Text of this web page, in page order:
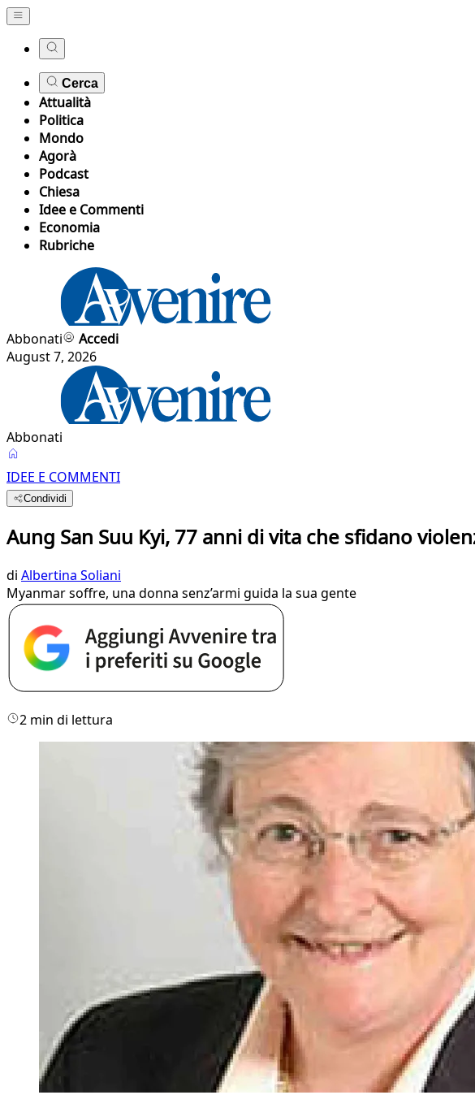
Cerca
Attualità
Politica
Mondo
Agorà
Podcast
Chiesa
Idee e Commenti
Economia
Rubriche
Abbonati
Accedi
August 7, 2026
Abbonati
IDEE E COMMENTI
Condividi
Aung San Suu Kyi, 77 anni di vita che sfidano
di Albertina Soliani
Myanmar soffre, una donna senz’armi guida la sua gente
2 min di lettura